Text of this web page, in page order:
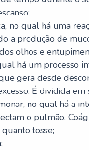
no qual há uma
a produção de
olhos e
há um processo
gera desde
É dividida em
no qual há a
o pulmão.
tosse;